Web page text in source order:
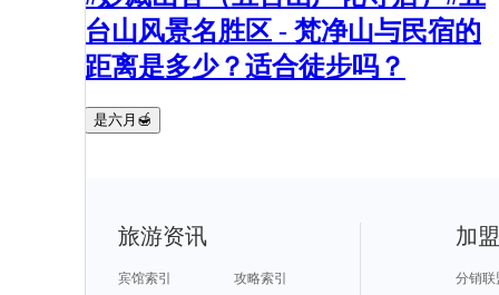
台山风景名胜区 - 梵净山与民宿的
距离是多少？适合徒步吗？
是六月🍯
旅游资讯
宾馆索引
攻略索引
加
分销联